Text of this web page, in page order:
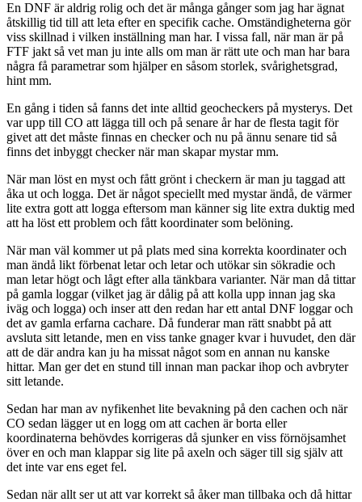
En DNF är aldrig rolig och det är många gånger som jag har ägnat
åtskillig tid till att leta efter en specifik cache. Omständigheterna gör
viss skillnad i vilken inställning man har. I vissa fall, när man är på
FTF jakt så vet man ju inte alls om man är rätt ute och man har bara
några få parametrar som hjälper en såsom storlek, svårighetsgrad,
hint mm.
En gång i tiden så fanns det inte alltid geocheckers på mysterys. Det
var upp till CO att lägga till och på senare år har de flesta tagit för
givet att det måste finnas en checker och nu på ännu senare tid så
finns det inbyggt checker när man skapar mystar mm.
När man löst en myst och fått grönt i checkern är man ju taggad att
åka ut och logga. Det är något speciellt med mystar ändå, de värmer
lite extra gott att logga eftersom man känner sig lite extra duktig med
att ha löst ett problem och fått koordinater som belöning.
När man väl kommer ut på plats med sina korrekta koordinater och
man ändå likt förbenat letar och letar och utökar sin sökradie och
man letar högt och lågt efter alla tänkbara varianter. När man då tittar
på gamla loggar (vilket jag är dålig på att kolla upp innan jag ska
iväg och logga) och inser att den redan har ett antal DNF loggar och
det av gamla erfarna cachare. Då funderar man rätt snabbt på att
avsluta sitt letande, men en viss tanke gnager kvar i huvudet, den där
att de där andra kan ju ha missat något som en annan nu kanske
hittar. Man ger det en stund till innan man packar ihop och avbryter
sitt letande.
Sedan har man av nyfikenhet lite bevakning på den cachen och när
CO sedan lägger ut en logg om att cachen är borta eller
koordinaterna behövdes korrigeras då sjunker en viss förnöjsamhet
över en och man klappar sig lite på axeln och säger till sig själv att
det inte var ens eget fel.
Sedan när allt ser ut att var korrekt så åker man tillbaka och då hittar